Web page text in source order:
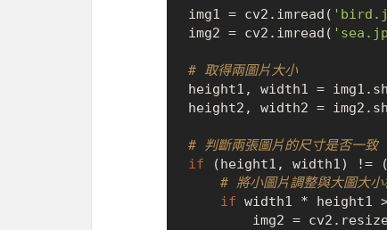
img1 = cv2.imread(
img2 = cv2.imread(
# 取得兩圖片大小
height1, width1 =
height2, width2 =
# 判斷兩張圖片的尺寸是否一致
if (height1, width1) !=
# 將小圖片調整與大圖大小
if width1 * height1